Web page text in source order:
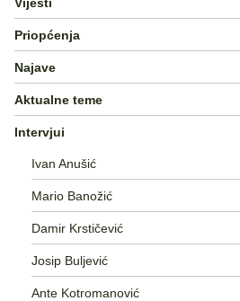
Priopćenja
Najave
Aktualne teme
Intervjui
Ivan Anušić
Mario Banožić
Damir Krstičević
Josip Buljević
Ante Kotromanović